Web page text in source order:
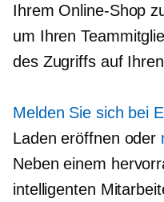
Ihrem Online-Shop
um Ihren
des Zugriffs auf
Melden Sie sich bei
Laden eröffnen oder
Neben einem
intelligenten